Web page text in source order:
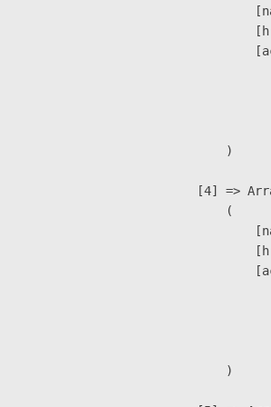
                        )
[4] =>
                        (
                        )